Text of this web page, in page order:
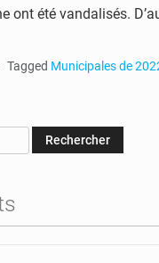
ont été vandalisés.
Tagged Municipales de